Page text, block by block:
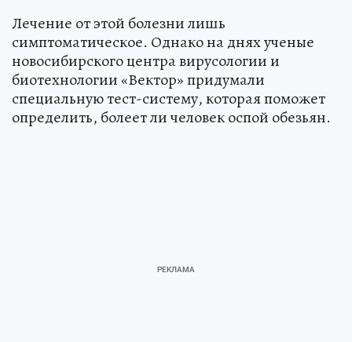
Лечение от этой болезни лишь
симптоматическое. Однако на днях ученые
новосибирского центра вирусологии и
биотехнологии «Вектор» придумали
специальную тест-систему, которая поможет
определить, болеет ли человек оспой обезьян.